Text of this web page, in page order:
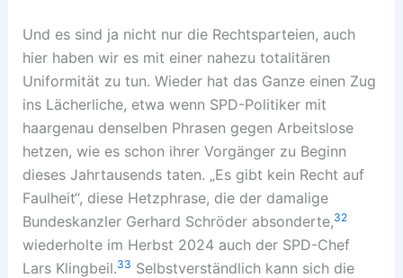
Und es sind ja nicht nur die Rechtsparteien, auch
hier haben wir es mit einer nahezu totalitären
Uniformität zu tun. Wieder hat das Ganze einen Zug
ins Lächerliche, etwa wenn SPD-Politiker mit
haargenau denselben Phrasen gegen Arbeitslose
hetzen, wie es schon ihrer Vorgänger zu Beginn
dieses Jahrtausends taten. „Es gibt kein Recht auf
Faulheit“, diese Hetzphrase, die der damalige
Bundeskanzler Gerhard Schröder absonderte,32
wiederholte im Herbst 2024 auch der SPD-Chef
Lars Klingbeil.33 Selbstverständlich kann sich die